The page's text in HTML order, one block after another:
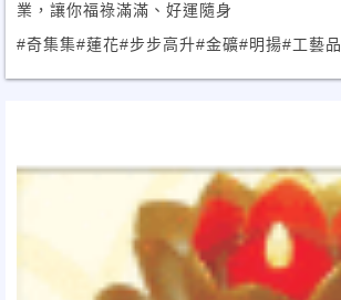
業，讓你福祿滿滿、好運隨身
#奇集集#蓮花#步步高升#金礦#明揚#工藝品